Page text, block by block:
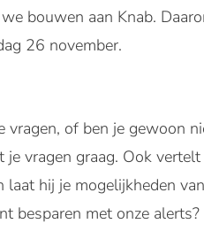
bouwen aan Knab.
26 november.
vragen, of ben je gewoon
vragen graag. Ook
hij je mogelijkheden
besparen met onze